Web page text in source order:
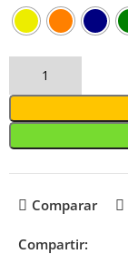
Comparar
Compartir: